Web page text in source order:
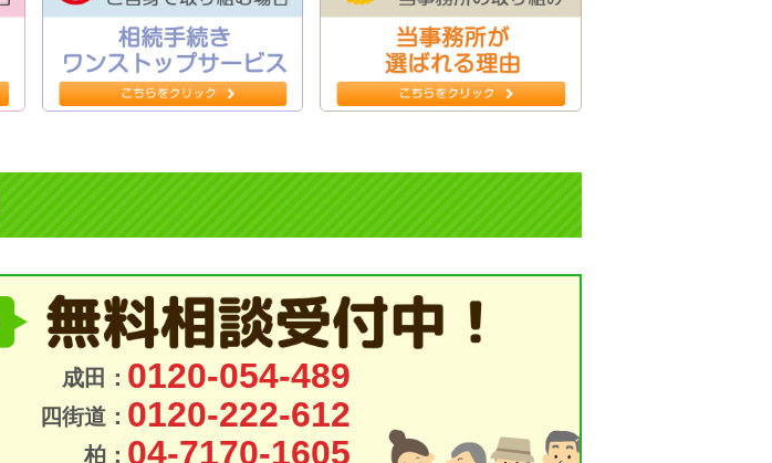
成田： 0120-054-489
四街道： 0120-222-612
柏： 04-7170-1605